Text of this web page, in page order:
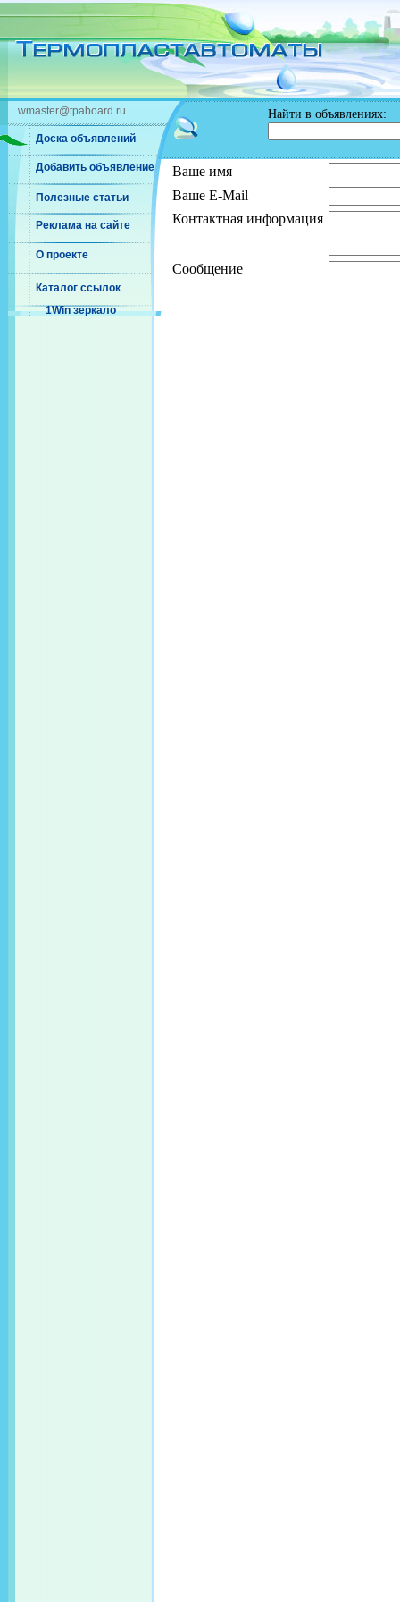
wmaster@tpaboard.ru
Доска объявлений
Добавить объявление
Полезные статьи
Реклама на сайте
О проекте
Каталог ссылок
1Win зеркало
Найти в объявлениях:
Ваше имя
Ваше E-Mail
Контактная информация
Сообщение